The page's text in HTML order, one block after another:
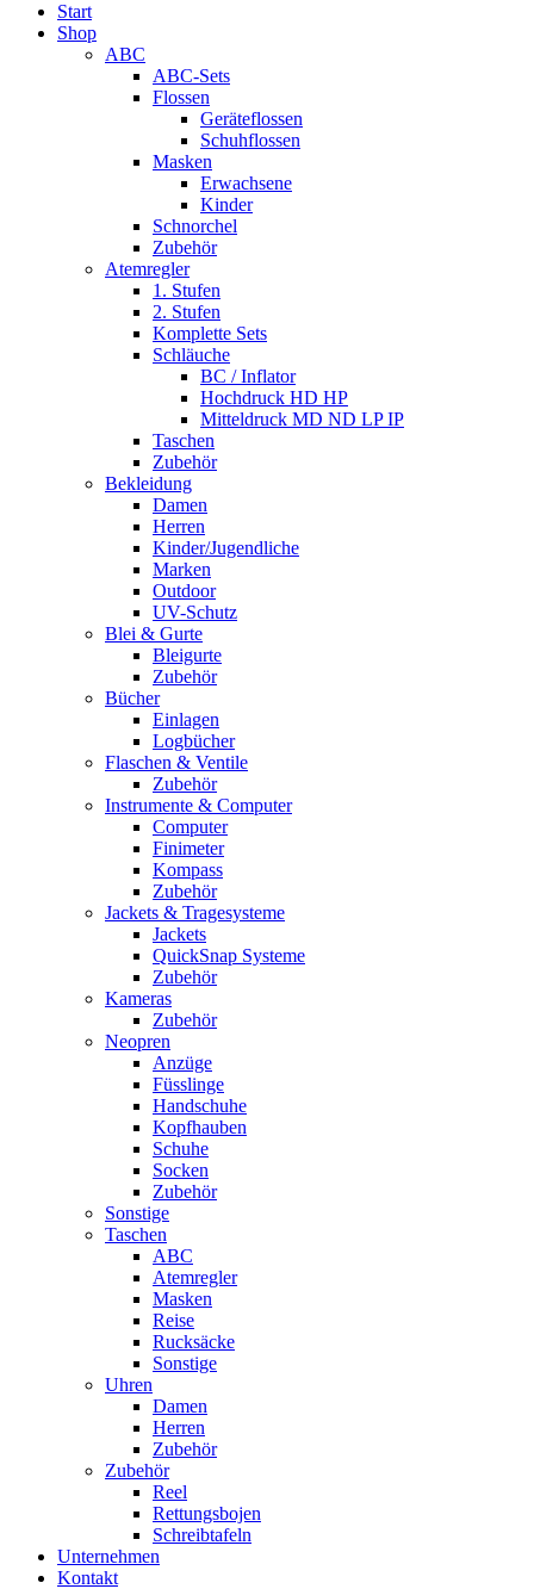
Start
Shop
ABC
ABC-Sets
Flossen
Geräteflossen
Schuhflossen
Masken
Erwachsene
Kinder
Schnorchel
Zubehör
Atemregler
1. Stufen
2. Stufen
Komplette Sets
Schläuche
BC / Inflator
Hochdruck HD HP
Mitteldruck MD ND LP IP
Taschen
Zubehör
Bekleidung
Damen
Herren
Kinder/Jugendliche
Marken
Outdoor
UV-Schutz
Blei & Gurte
Bleigurte
Zubehör
Bücher
Einlagen
Logbücher
Flaschen & Ventile
Zubehör
Instrumente & Computer
Computer
Finimeter
Kompass
Zubehör
Jackets & Tragesysteme
Jackets
QuickSnap Systeme
Zubehör
Kameras
Zubehör
Neopren
Anzüge
Füsslinge
Handschuhe
Kopfhauben
Schuhe
Socken
Zubehör
Sonstige
Taschen
ABC
Atemregler
Masken
Reise
Rucksäcke
Sonstige
Uhren
Damen
Herren
Zubehör
Zubehör
Reel
Rettungsbojen
Schreibtafeln
Unternehmen
Kontakt